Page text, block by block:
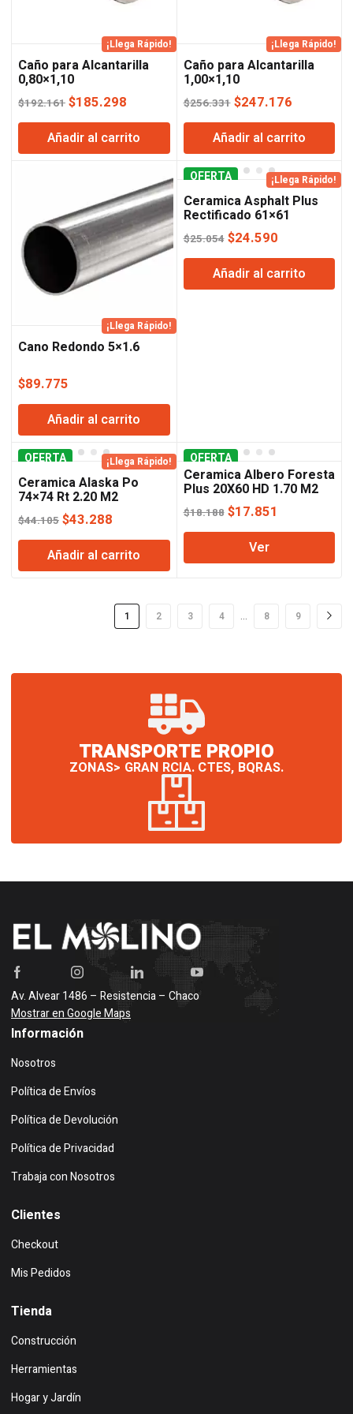
¡Llega Rápido!
Caño para Alcantarilla
0,80×1,10
$192.161 El
precio
original
era:
$185.298
precio
actual
es:
$185.298.
Añadir al carrito
¡Llega Rápido!
Caño para Alcantarilla
1,00×1,10
$256.331 El
precio
original
era:
$256.331.
$247.176El
precio
actual
es:
$247.176.
Añadir al carrito
¡Llega Rápido!
Cano Redondo 5×1.6
$89.775
Añadir al carrito
OFERTA ¡Llega Rápido!
Ceramica Asphalt Plus
Rectificado 61×61
$25.054 El
precio
original
era:
$24.590El
precio
actual
es:
Añadir al carrito
OFERTA ¡Llega Rápido!
Ceramica Alaska Po
74×74 Rt 2.20 M2
$44.105 El
precio
original
era:
$43.288
precio
actual
es:
Añadir al carrito
OFERTA
Ceramica Albero Foresta
Plus 20X60 HD 1.70 M2
$18.188 El
precio
original
era:
$17.851
precio
es:
Ver
1 2 3 4 … 8 9
TRANSPORTE PROPIO
ZONAS> GRAN RCIA. CTES, BQRAS.
Av. Alvear 1486 – Resistencia – Chaco
Mostrar en Google Maps
Información
Nosotros
Política de Envíos
Política de Devolución
Política de Privacidad
Trabaja con Nosotros
Clientes
Checkout
Mis Pedidos
Tienda
Construcción
Herramientas
Hogar y Jardín